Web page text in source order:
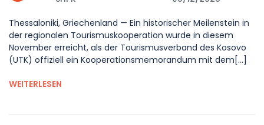
Thessaloniki, Griechenland — Ein historischer Meilenstein in
der regionalen Tourismuskooperation wurde in diesem
November erreicht, als der Tourismusverband des Kosovo
(UTK) offiziell ein Kooperationsmemorandum mit dem[...]
WEITERLESEN